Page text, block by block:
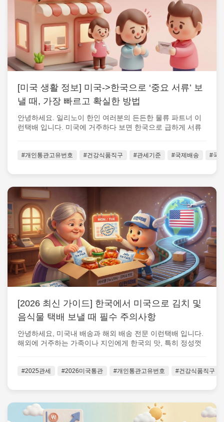
[미국 생활 정보] 미국->한국으로 ‘중요 서류’ 보
낼 때, 가장 빠르고 확실한 방법
안녕하세요. 일리노이 한인 여러분의 든든한 물류 파트너 이
런택배 입니다. 미국에 거주하다 보면 한국으로 급하게 서류
#개인통관고유번호 #건강식품직구 #관세기준 #국제배송 #국
[2026 최신 가이드] 한국에서 미국으로 김치 및
음식물 택배 보낼 때 필수 주의사항
안녕하세요, 미국내 배송과 해외 배송 전문 이런택배 입니다.
해외에 거주하는 가족이나 지인에게 한국의 맛, 특히 정성껏
#2025관세 #2026미국통관 #개인통관고유번호 #건강식품직구